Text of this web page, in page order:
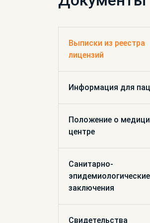
Выписки из реестра
лицензий
Информация для
Положение о
центре
Санитарно-
эпидемиологические
заключения
Свидетельства